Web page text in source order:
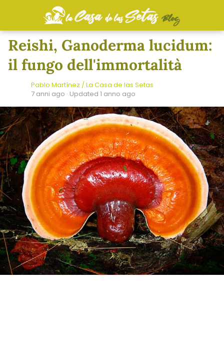
Reishi, Ganoderma lucidum:
il fungo dell'immortalità
Pablo Martínez / La Casa de las Setas
7 anni ago · Updated 1 anno ago